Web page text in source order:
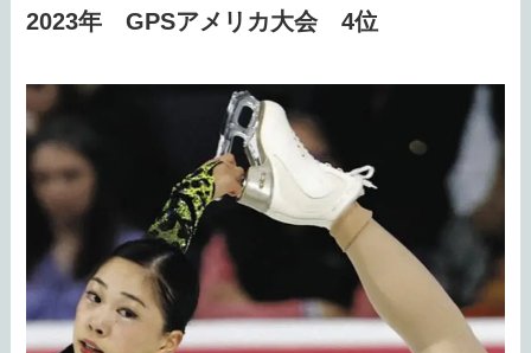
2023年 GPSアメリカ大会 4位